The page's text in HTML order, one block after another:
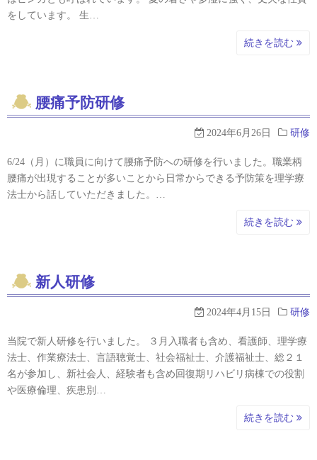
をしています。 生…
続きを読む
腰痛予防研修
2024年6月26日 研修
6/24（月）に職員に向けて腰痛予防への研修を行いました。職業柄
腰痛が出現することが多いことから日常からできる予防策を理学療
法士から話していただきました。…
続きを読む
新人研修
2024年4月15日 研修
当院で新人研修を行いました。 ３月入職者も含め、看護師、理学療
法士、作業療法士、言語聴覚士、社会福祉士、介護福祉士、総２１
名が参加し、新社会人、経験者も含め回復期リハビリ病棟での役割
や医療倫理、疾患別…
続きを読む